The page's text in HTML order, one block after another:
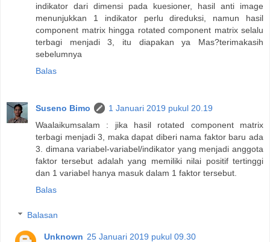
indikator dari dimensi pada kuesioner, hasil anti image
menunjukkan 1 indikator perlu direduksi, namun hasil
component matrix hingga rotated component matrix selalu
terbagi menjadi 3, itu diapakan ya Mas?terimakasih
sebelumnya
Balas
Suseno Bimo
1 Januari 2019 pukul 20.19
Waalaikumsalam : jika hasil rotated component matrix
terbagi menjadi 3, maka dapat diberi nama faktor baru ada
3. dimana variabel-variabel/indikator yang menjadi anggota
faktor tersebut adalah yang memiliki nilai positif tertinggi
dan 1 variabel hanya masuk dalam 1 faktor tersebut.
Balas
Balasan
Unknown 25 Januari 2019 pukul 09.30